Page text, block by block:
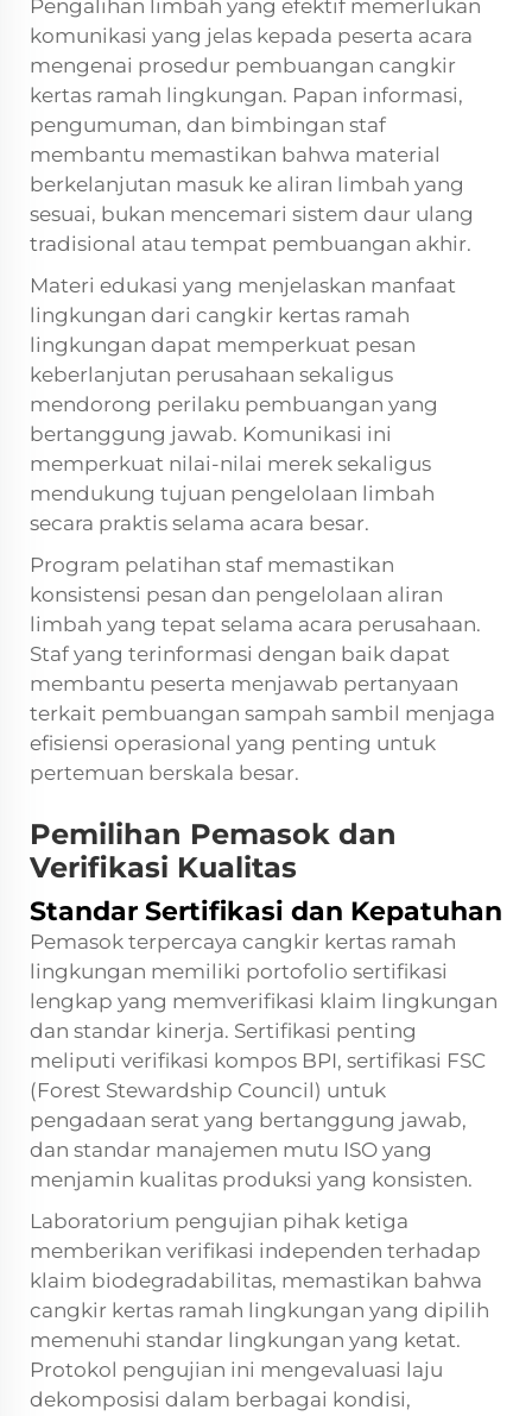
Pengalihan limbah yang efektif memerlukan
komunikasi yang jelas kepada peserta acara
mengenai prosedur pembuangan cangkir
kertas ramah lingkungan. Papan informasi,
pengumuman, dan bimbingan staf
membantu memastikan bahwa material
berkelanjutan masuk ke aliran limbah yang
sesuai, bukan mencemari sistem daur ulang
tradisional atau tempat pembuangan akhir.
Materi edukasi yang menjelaskan manfaat
lingkungan dari cangkir kertas ramah
lingkungan dapat memperkuat pesan
keberlanjutan perusahaan sekaligus
mendorong perilaku pembuangan yang
bertanggung jawab. Komunikasi ini
memperkuat nilai-nilai merek sekaligus
mendukung tujuan pengelolaan limbah
secara praktis selama acara besar.
Program pelatihan staf memastikan
konsistensi pesan dan pengelolaan aliran
limbah yang tepat selama acara perusahaan.
Staf yang terinformasi dengan baik dapat
membantu peserta menjawab pertanyaan
terkait pembuangan sampah sambil menjaga
efisiensi operasional yang penting untuk
pertemuan berskala besar.
Pemilihan Pemasok dan
Verifikasi Kualitas
Standar Sertifikasi dan Kepatuhan
Pemasok terpercaya cangkir kertas ramah
lingkungan memiliki portofolio sertifikasi
lengkap yang memverifikasi klaim lingkungan
dan standar kinerja. Sertifikasi penting
meliputi verifikasi kompos BPI, sertifikasi FSC
(Forest Stewardship Council) untuk
pengadaan serat yang bertanggung jawab,
dan standar manajemen mutu ISO yang
menjamin kualitas produksi yang konsisten.
Laboratorium pengujian pihak ketiga
memberikan verifikasi independen terhadap
klaim biodegradabilitas, memastikan bahwa
cangkir kertas ramah lingkungan yang dipilih
memenuhi standar lingkungan yang ketat.
Protokol pengujian ini mengevaluasi laju
dekomposisi dalam berbagai kondisi,